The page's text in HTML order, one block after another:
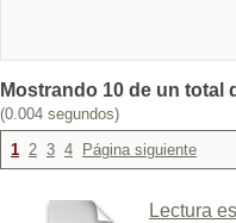
Mostrando 10 de un
(0.004 segundos)
1 2 3 4 Página siguiente
Lectura